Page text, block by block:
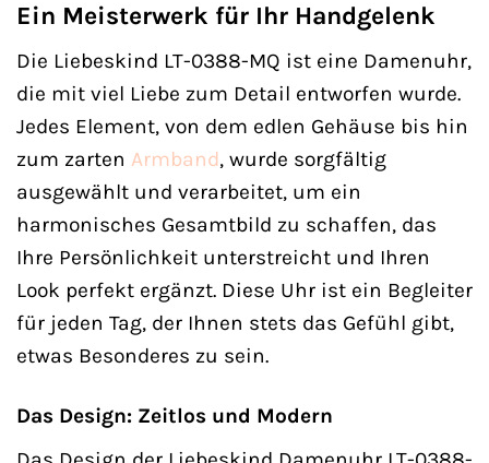
Ein Meisterwerk für Ihr Handgelenk
Die Liebeskind LT-0388-MQ ist eine Damenuhr,
die mit viel Liebe zum Detail entworfen wurde.
Jedes Element, von dem edlen Gehäuse bis hin
zum zarten Armband, wurde sorgfältig
ausgewählt und verarbeitet, um ein
harmonisches Gesamtbild zu schaffen, das
Ihre Persönlichkeit unterstreicht und Ihren
Look perfekt ergänzt. Diese Uhr ist ein Begleiter
für jeden Tag, der Ihnen stets das Gefühl gibt,
etwas Besonderes zu sein.
Das Design: Zeitlos und Modern